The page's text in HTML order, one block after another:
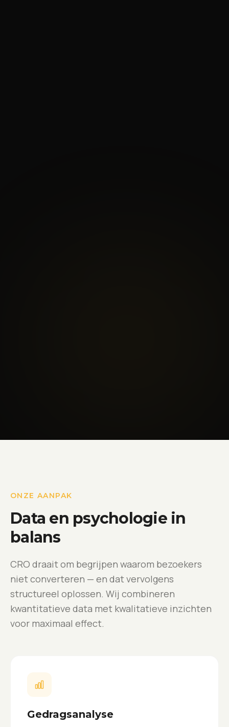
ONZE AANPAK
Data en psychologie in
balans
CRO draait om begrijpen waarom bezoekers
niet converteren — en dat vervolgens
structureel oplossen. Wij combineren
kwantitatieve data met kwalitatieve inzichten
voor maximaal effect.
Gedragsanalyse